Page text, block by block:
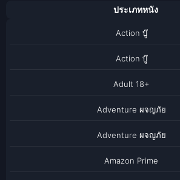
ประเภทหนัง
Action บู๊
Action บู๊
Adult 18+
Adventure ผจญภัย
Adventure ผจญภัย
Amazon Prime